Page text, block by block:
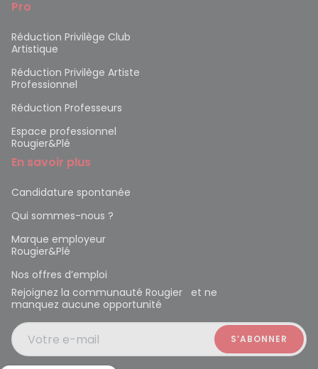
Pro
Réduction Privilège Club
Artistique
Réduction Privilège Artiste
Professionnel
Réduction Professeurs
Espace professionnel
Rougier&Plé
En savoir plus
Candidature spontanée
Qui sommes-nous ?
Marque employeur
Rougier&Plé
Nos offres d’emploi
Rejoignez la communauté Rougier et ne
manquez aucune opportunité
Votre e-mail